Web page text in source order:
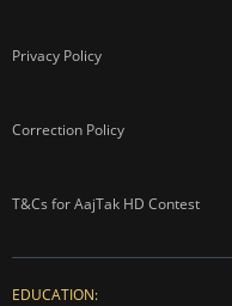
Privacy Policy
Correction Policy
T&Cs for AajTak HD Contest
EDUCATION: